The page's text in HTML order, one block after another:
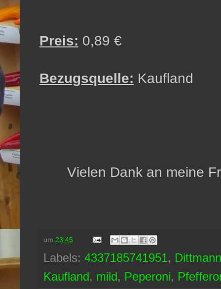
Preis: 0,89 €
Bezugsquelle: Kaufland
Vielen Dank an meine
um 23:45
Labels: 4337185741951, Dittmann
Kaufland, mild, Peperoni,